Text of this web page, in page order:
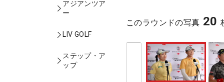
アジアンツア
ー
LIV GOLF
ステップ・ア
ップ
このラウンドの写真 20